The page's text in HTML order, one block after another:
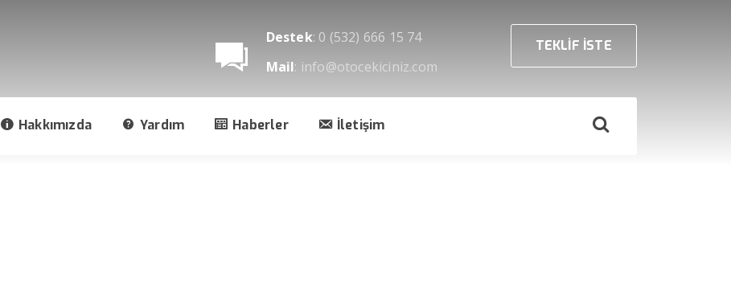
Destek: 0 (532) 666 15 74
Mail: info@otocekiciniz.com
TEKLİF İSTE
Hakkımızda Yardım Haberler İletişim